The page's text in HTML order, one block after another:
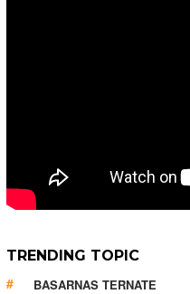
TRENDING TOPIC
BASARNAS TERNATE